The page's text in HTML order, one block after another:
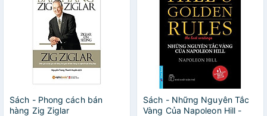
Sách - Phong cách bán
hàng Zig Ziglar
Sách - Những Nguyên Tắc
Vàng Của Napoleon Hill -